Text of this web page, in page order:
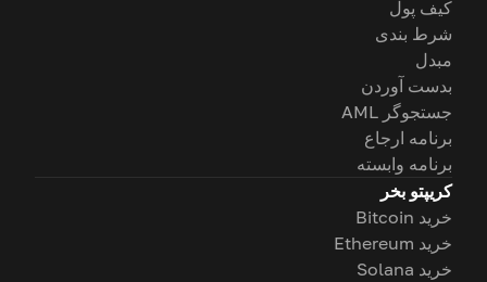
کیف پول
شرط بندی
مبدل
بدست آوردن
جستجوگر AML
برنامه ارجاع
برنامه وابسته
کریپتو بخر
خرید Bitcoin
خرید Ethereum
خرید Solana